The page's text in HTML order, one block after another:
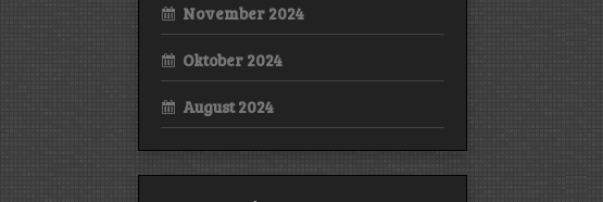
November 2024
Oktober 2024
August 2024